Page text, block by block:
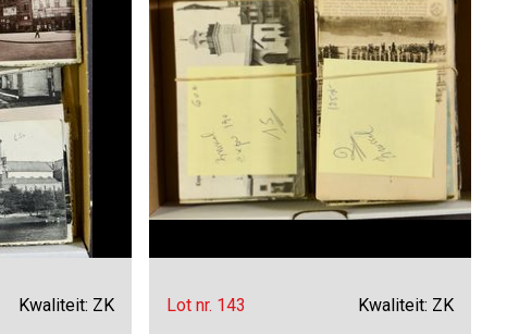
Kwaliteit: ZK Lot nr. 143 Kwaliteit: ZK